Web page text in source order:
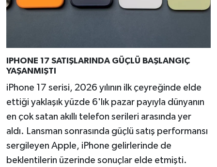
IPHONE 17 SATIŞLARINDA GÜÇLÜ BAŞLANGIÇ
YAŞANMIŞTI
iPhone 17 serisi, 2026 yılının ilk çeyreğinde elde
ettiği yaklaşık yüzde 6'lık pazar payıyla dünyanın
en çok satan akıllı telefon serileri arasında yer
aldı. Lansman sonrasında güçlü satış performansı
sergileyen Apple, iPhone gelirlerinde de
beklentilerin üzerinde sonuçlar elde etmişti.